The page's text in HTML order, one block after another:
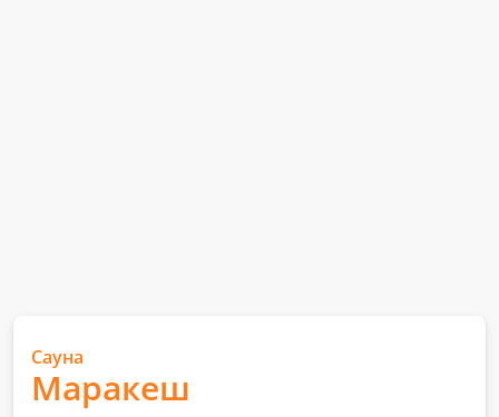
Сауна
Маракеш